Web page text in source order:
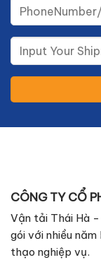
CÔNG TY CỔ
Vận tải Thái Hà
gói với nhiều
thạo nghiệp vụ.